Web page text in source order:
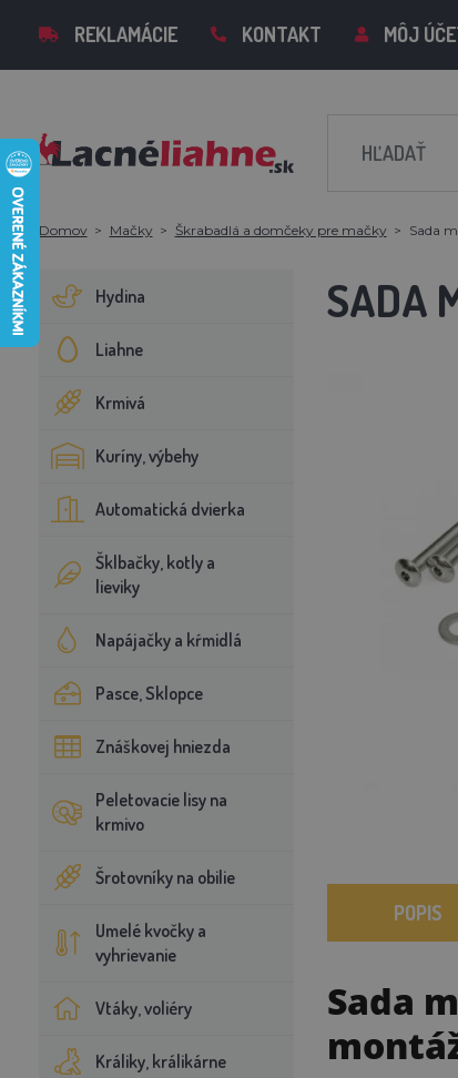
REKLAMÁCIE KONTAKT MÔJ
Domov Mačky Škrabadlá a domčeky pre mačky Sada
Hydina
Liahne
Krmivá
Kuríny, výbehy
Automatická dvierka
Šklbačky, kotly a
lieviky
Napájačky a kŕmidlá
Pasce, Sklopce
Znáškovej hniezda
Peletovacie lisy na
krmivo
Šrotovníky na obilie
Umelé kvočky a
vyhrievanie
Vtáky, voliéry
Králiky, králikárne
SADA
POPIS
Sada